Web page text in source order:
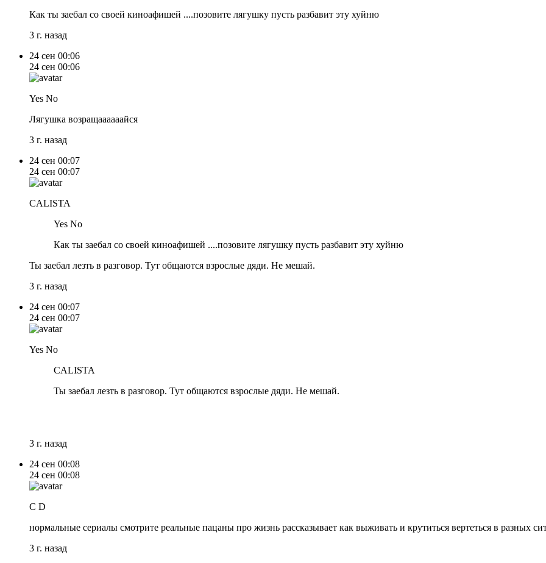
Как ты заебал со своей киноафишей ....позовите лягушку пусть разбавит эту хуйню
3 г. назад
24 сен 00:06
24 сен 00:06
Yes No
Лягушка возращаааааайся
3 г. назад
24 сен 00:07
24 сен 00:07
CALISTA
Yes No
Как ты заебал со своей киноафишей ....позовите лягушку пусть разбавит эту хуйню
Ты заебал лезть в разговор. Тут общаются взрослые дяди. Не мешай.
3 г. назад
24 сен 00:07
24 сен 00:07
Yes No
CALISTA
Ты заебал лезть в разговор. Тут общаются взрослые дяди. Не мешай.
3 г. назад
24 сен 00:08
24 сен 00:08
C D
нормальные сериалы смотрите реальные пацаны про жизнь рассказывает как выживать и крутиться вертеться в разных
3 г. назад